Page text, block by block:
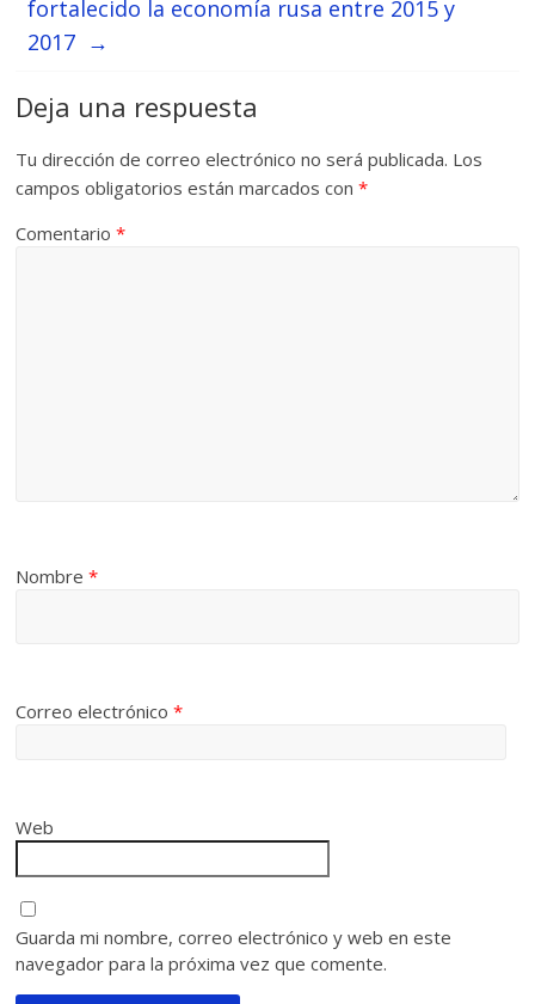
fortalecido la economía rusa entre 2015 y
2017 →
Deja una respuesta
Tu dirección de correo electrónico no será publicada. Los
campos obligatorios están marcados con*
Comentario*
Nombre*
Correo electrónico*
Web
Guarda mi nombre, correo electrónico y web en este
navegador para la próxima vez que comente.